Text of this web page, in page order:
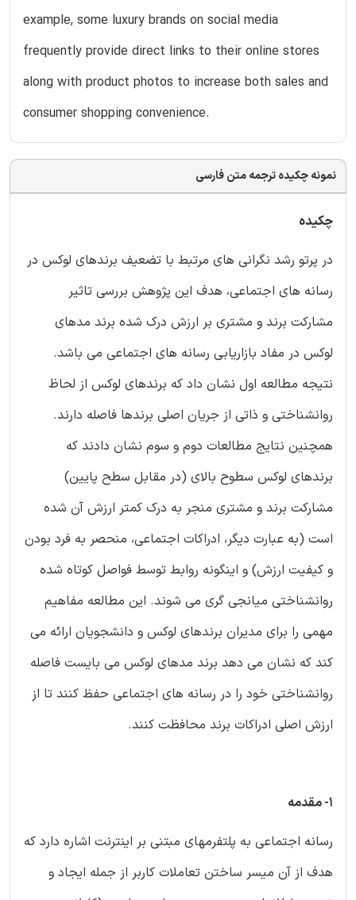
example, some luxury brands on social media
frequently provide direct links to their online stores
along with product photos to increase both sales and
consumer shopping convenience.
نمونه چکیده ترجمه متن فارسی
چکیده
در پرتو رشد نگرانی های مرتبط با تضعیف برندهای لوکس در
رسانه های اجتماعی، هدف این پژوهش بررسی تاثیر
مشارکت برند و مشتری بر ارزش درک شده برند مدهای
لوکس در مفاد بازاریابی رسانه های اجتماعی می باشد.
نتیجه مطالعه اول نشان داد که برندهای لوکس از لحاظ
روانشناختی و ذاتی از جریان اصلی برندها فاصله دارند.
همچنین نتایج مطالعات دوم و سوم نشان دادند که
برندهای لوکس سطوح بالای (در مقابل سطح پایین)
مشارکت برند و مشتری منجر به درک کمتر ارزش آن شده
است (به عبارت دیگر، ادراکات اجتماعی، منحصر به فرد بودن
و کیفیت ارزش) و اینگونه روابط توسط فواصل کوتاه شده
روانشناختی میانجی گری می شوند. این مطالعه مفاهیم
مهمی را برای مدیران برندهای لوکس و دانشجویان ارائه می
کند که نشان می دهد برند مدهای لوکس می بایست فاصله
روانشناختی خود را در رسانه های اجتماعی حفظ کنند تا از
ارزش اصلی ادراکات برند محافظت کنند.
1- مقدمه
رسانه اجتماعی به پلتفرمهای مبتنی بر اینترنت اشاره دارد که
هدف از آن میسر ساختن تعاملات کاربر از جمله ایجاد و